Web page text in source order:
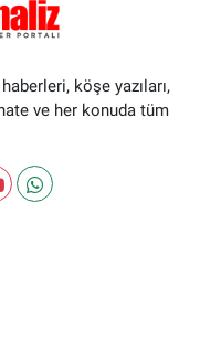
köşe yazıları,
ve her konuda tüm